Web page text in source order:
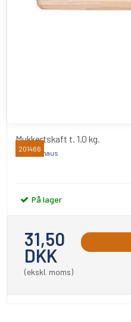
Mukkertskaft t. 1.0 kg.
Peddinghaus
201466
På lager
31,50
DKK
(ekskl. moms)